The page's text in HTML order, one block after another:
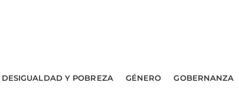
DESIGUALDAD Y POBREZA GÉNERO GOBERNANZA